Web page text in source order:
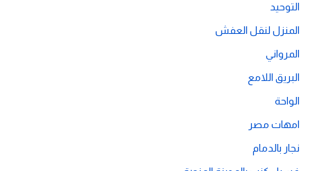
التوحيد
المنزل لنقل العفش
المرواني
البريق اللامع
الواحة
امهات مصر
نجار بالدمام